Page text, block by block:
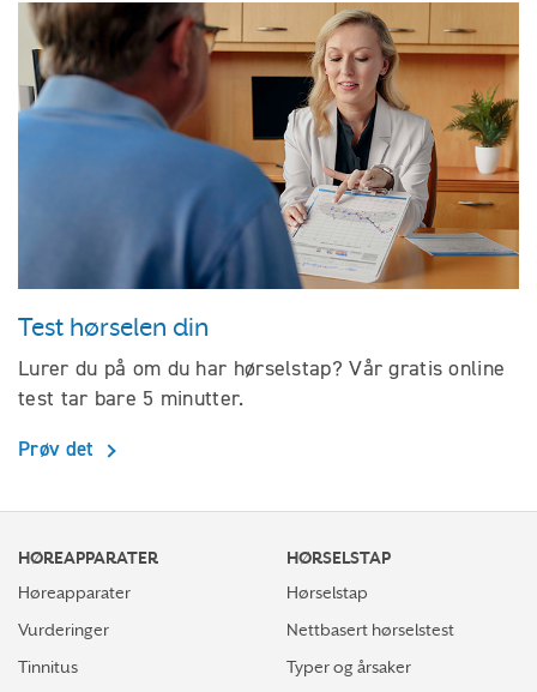
Test hørselen din
Lurer du på om du har hørselstap? Vår gratis online
test tar bare 5 minutter.
Prøv det
HØREAPPARATER
Høreapparater
Vurderinger
Tinnitus
HØRSELSTAP
Hørselstap
Nettbasert hørselstest
Typer og årsaker